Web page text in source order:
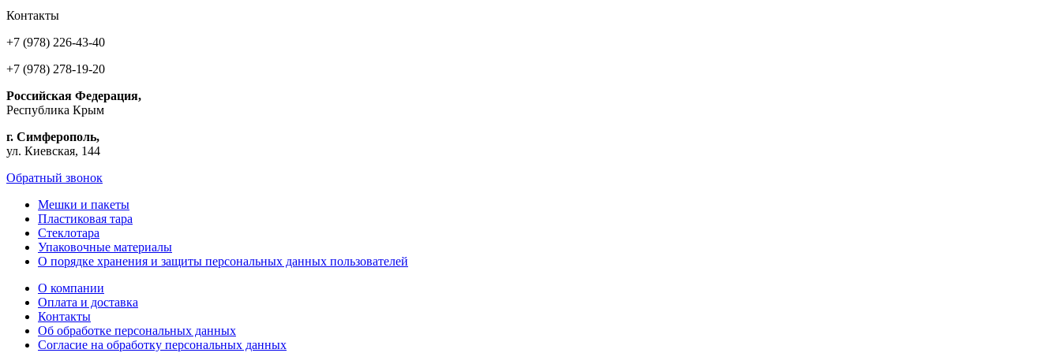
Контакты
+7 (978) 226-43-40
+7 (978) 278-19-20
Российская Федерация,
Республика Крым
г. Симферополь,
ул. Киевская, 144
Обратный звонок
Мешки и пакеты
Пластиковая тара
Стеклотара
Упаковочные материалы
О порядке хранения и защиты персональных данных пользователей
О компании
Оплата и доставка
Контакты
Об обработке персональных данных
Согласие на обработку персональных данных